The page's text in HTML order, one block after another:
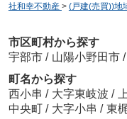
社和幸不動産 > (戸建(売買))地
市区町村から探す
宇部市 / 山陽小野田市 /
町名から探す
西小串 / 大字東岐波 /
中央町 / 大字小串 / 東